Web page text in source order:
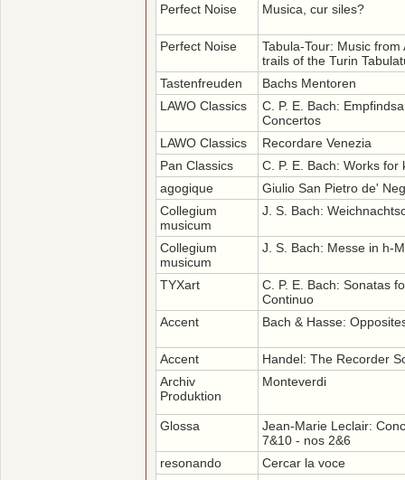
Perfect Noise Musica, cur siles?
Perfect Noise
Tabula-Tour: Music
trails of the Turin
Tastenfreuden
Bachs Mentoren
LAWO Classics
C. P. E. Bach:
Concertos
LAWO Classics
Recordare Venezia
Pan Classics
C. P. E. Bach: Works for
agogique
Giulio San Pietro de'
Collegium
musicum
J. S. Bach:
Collegium
musicum
J. S. Bach: Messe in h-
TYXart
C. P. E. Bach: Sonatas
Continuo
Accent
Bach & Hasse:
Accent
Handel: The Recorder
Archiv
Produktion
Monteverdi
Glossa
Jean-Marie Leclair:
7&10 - nos 2&6
resonando
Cercar la voce